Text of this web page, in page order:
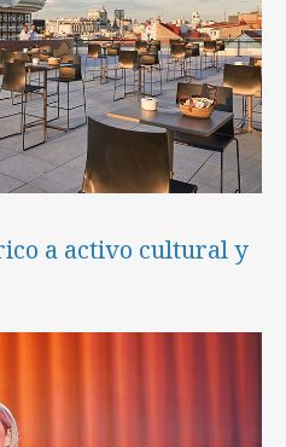
a activo cultural y